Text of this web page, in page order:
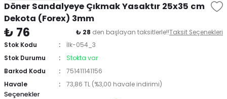
Döner Sandalyeye Çıkmak Yasaktır 25x35 cm
Dekota (Forex) 3mm
₺ 76 ₺ 28 den başlayan taksitlerle!!Taksit Seçenekleri
Stok Kodu
İlk-054_3
Stok Durumu
Stokta var
Barkod Kodu
751411141156
Havale
73,86 TL (%3,00 havale indirimi)
Seçenekler